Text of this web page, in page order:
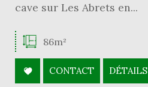
cave sur Les Abrets en...
86m²
CONTACT DÉTAILS